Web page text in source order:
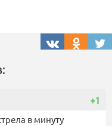
+1
в минуту